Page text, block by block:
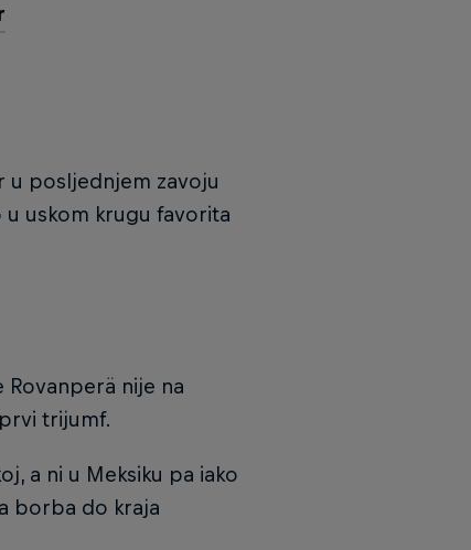
u posljednjem zavoju
uskom krugu favorita
Rovanperä nije na
trijumf.
a ni u Meksiku pa iako
borba do kraja